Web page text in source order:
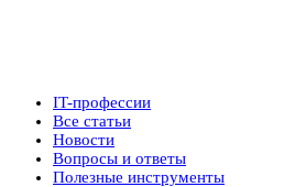
IT-профессии
Все статьи
Новости
Вопросы и ответы
Полезные инструменты